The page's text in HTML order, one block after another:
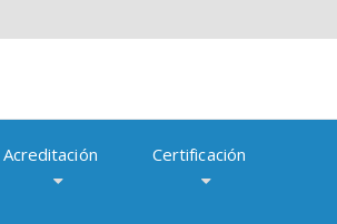
Acreditación Certificación